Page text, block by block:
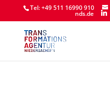
Tel: +49 511 16990 910
nds.de